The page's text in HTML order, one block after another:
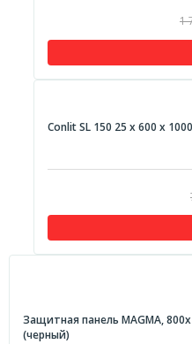
1
Conlit SL 150 25 x 600 x 1000
Защитная панель MAGMA,
(черный)